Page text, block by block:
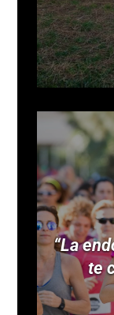
“La
te